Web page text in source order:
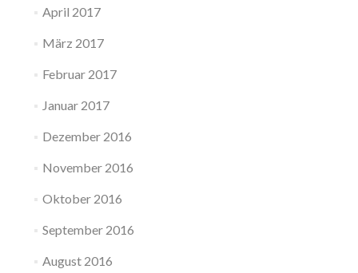
April 2017
März 2017
Februar 2017
Januar 2017
Dezember 2016
November 2016
Oktober 2016
September 2016
August 2016